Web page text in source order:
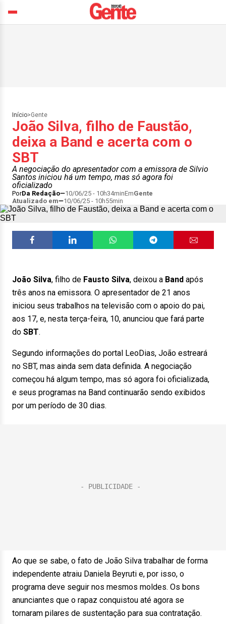
Início>Gente
João Silva, filho de Faustão,
deixa a Band e acerta com o
SBT
A negociação do apresentador com a emissora de Silvio
Santos iniciou há um tempo, mas só agora foi
oficializado
PorDa Redação 10/06/25 - 10h34minEmGente
Atualizado em
10/06/25 - 10h55min
João Silva, filho de Fausto Silva, deixou a Band após
três anos na emissora. O apresentador de 21 anos
iniciou seus trabalhos na televisão com o apoio do pai,
aos 17, e, nesta terça-feira, 10, anunciou que fará parte
do SBT.
Segundo informações do portal LeoDias, João estreará
no SBT, mas ainda sem data definida. A negociação
começou há algum tempo, mas só agora foi oficializada,
e seus programas na Band continuarão sendo exibidos
por um período de 30 dias.
Ao que se sabe, o fato de João Silva trabalhar de forma
independente atraiu Daniela Beyruti e, por isso, o
programa deve seguir nos mesmos moldes. Os bons
anunciantes que o rapaz conquistou até agora se
tornaram pilares de sustentação para sua contratação.